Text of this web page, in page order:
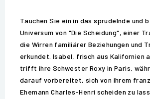
Tauchen Sie ein in das sprudelnde und
Universum von "Die Scheidung", einer
die Wirren familiärer Beziehungen und
erkundet. Isabel, frisch aus Kalifornien
trifft ihre Schwester Roxy in Paris,
darauf vorbereitet, sich von ihrem
Ehemann Charles-Henri scheiden zu